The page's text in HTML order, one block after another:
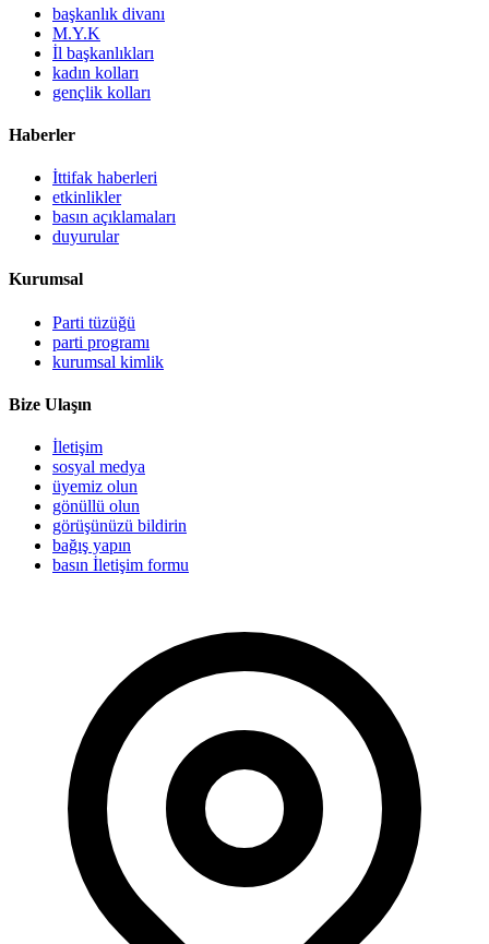
başkanlık divanı
M.Y.K
İl başkanlıkları
kadın kolları
gençlik kolları
Haberler
İttifak haberleri
etkinlikler
basın açıklamaları
duyurular
Kurumsal
Parti tüzüğü
parti programı
kurumsal kimlik
Bize Ulaşın
İletişim
sosyal medya
üyemiz olun
gönüllü olun
görüşünüzü bildirin
bağış yapın
basın İletişim formu